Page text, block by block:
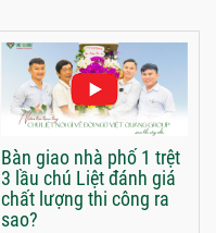
Bàn giao nhà phố 1 trệt
3 lầu chú Liệt đánh giá
chất lượng thi công ra
sao?